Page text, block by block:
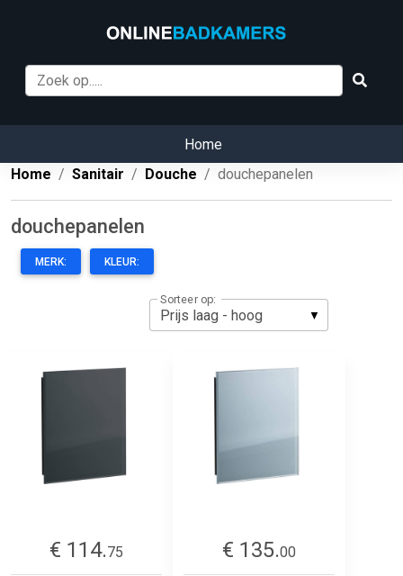
Home
Home
Sanitair Douche douchepanelen
douchepanelen
MERK: KLEUR:
Sorteer op:
€ 114.75
€ 135.00